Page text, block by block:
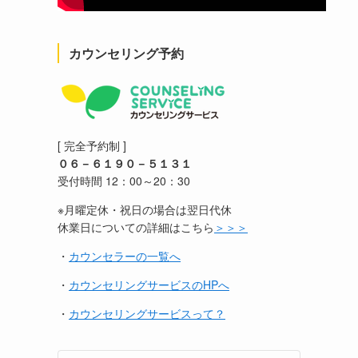
カウンセリング予約
[ 完全予約制 ]
０６－６１９０－５１３１
受付時間 12：00～20：30
※月曜定休・祝日の場合は翌日代休
休業日についての詳細はこちら ＞＞＞
・ カウンセラーの一覧へ
・ カウンセリングサービスのHPへ
・ カウンセリングサービスって？